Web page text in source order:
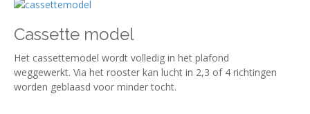
Cassette model
Het cassettemodel wordt volledig in het plafond
weggewerkt. Via het rooster kan lucht in 2,3 of 4 richtingen
worden geblaasd voor minder tocht.